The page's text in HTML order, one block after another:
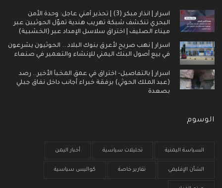
اسرار | انذار مبكر (3) | تحذير أمني عاجل: وحدة الأمن
البحري تنكشف شبكة تهريب هندية تموّل الحوثيين عبر
ميناء الصليف | اختراق سلاسل الإمداد عبر (الخشبية)
اسرار | نهب صريح لأعرق بنوك البلاد .. الحوثيون يشرعون
في بيع أصول البنك اليمني للإنشاء والتعمير في صنعاء
اسرار | بالتفاصيل- اختراق في عمق المخبأ الأخير.. رصد
(عبد الملك الحوثي) برفقة خبراء أجانب داخل نفاق جبلي
بصعدة
الوسوم
السياسة اليمنية تحليلات سياسية أخبار اليمن
الشأن الإقليمي تقارير خاصة كواليس سياسية